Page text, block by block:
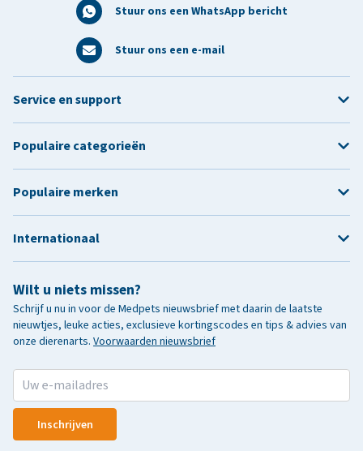
Stuur ons een WhatsApp bericht
Stuur ons een e-mail
Wilt u niets missen?
Schrijf u nu in voor de Medpets nieuwsbrief met daarin de laatste
nieuwtjes, leuke acties, exclusieve kortingscodes en tips & advies van
onze dierenarts. Voorwaarden nieuwsbrief
Inschrijven
Service en support
Populaire categorieën
Populaire merken
Internationaal